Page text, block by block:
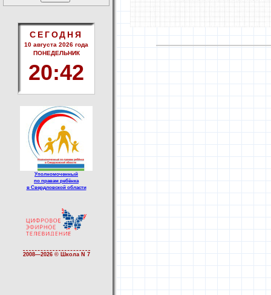
СЕГОДНЯ
10 августа 2026 года
ПОНЕДЕЛЬНИК
20:42
Уполномоченный
по правам ребёнка
в Свердловской области
2008—2026 © Школа N 7